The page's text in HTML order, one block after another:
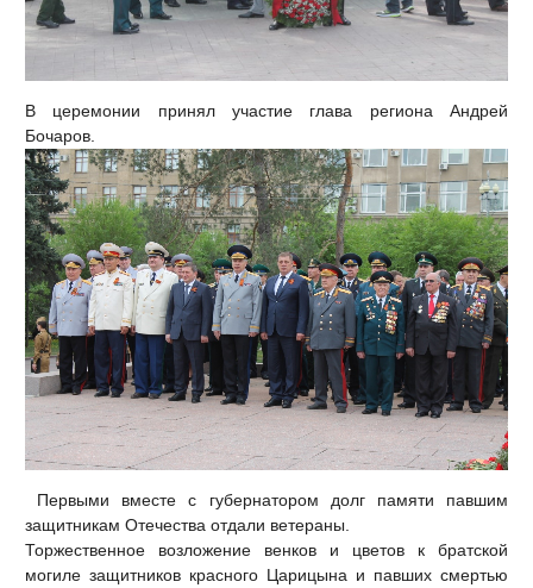
В церемонии принял участие глава региона Андрей
Бочаров.
Первыми вместе с губернатором долг памяти павшим
защитникам Отечества отдали ветераны.
Торжественное возложение венков и цветов к братской
могиле защитников красного Царицына и павших смертью